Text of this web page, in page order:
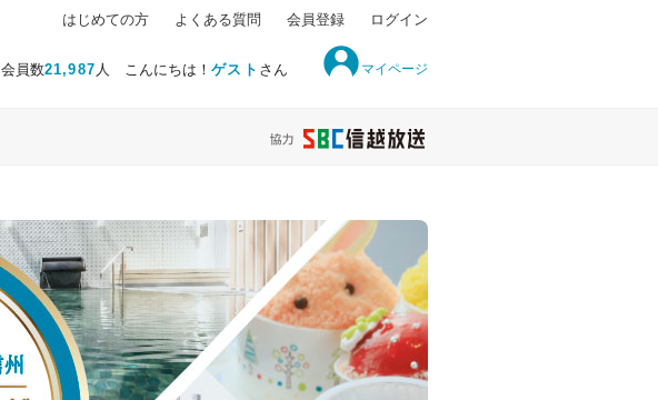
会員数21,987 人 こんにちは！ゲスト さん マイページ
はじめての方 よくある質問 会員登録 ログイン